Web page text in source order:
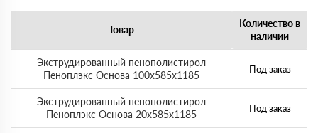
Товар
Количество в
наличии
Экструдированный пенополистирол
Пеноплэкс Основа 100х585х1185
Под заказ
Экструдированный пенополистирол
Пеноплэкс Основа 20х585х1185
Под заказ